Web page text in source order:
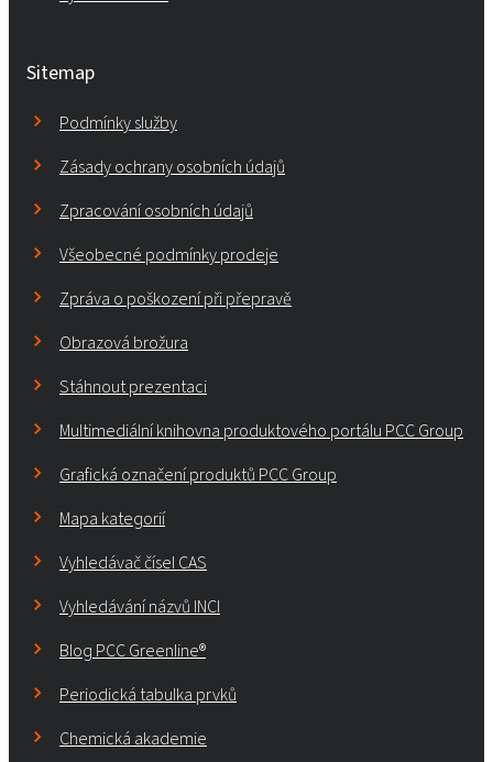
Sitemap
Podmínky služby
Zásady ochrany osobních údajů
Zpracování osobních údajů
Všeobecné podmínky prodeje
Zpráva o poškození při přepravě
Obrazová brožura
Stáhnout prezentaci
Multimediální knihovna produktového portálu PCC Group
Grafická označení produktů PCC Group
Mapa kategorií
Vyhledávač čísel CAS
Vyhledávání názvů INCI
Blog PCC Greenline®
Periodická tabulka prvků
Chemická akademie